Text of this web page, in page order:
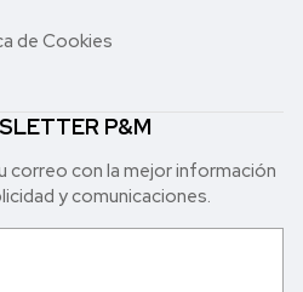
de Cookies
P&M
con la mejor in formación
y comunicaciones.